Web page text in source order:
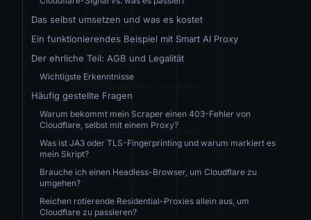
Das selbst umsetzen und was es kostet
Ein funktionierendes Beispiel mit Smart AI Proxy
Der ehrliche Teil: AGB und Legalität
Wichtigste Erkenntnisse
Häufig gestellte Fragen
Warum bekommt mein Scraper einen 403-Fehler von
Cloudflare, selbst mit einem Proxy?
Was ist JA3 oder TLS-Fingerprinting und warum markiert es
mein Skript?
Brauche ich einen Headless-Browser, um Cloudflare zu
umgehen?
Reichen rotierende Residential-Proxies allein aus, um
Cloudflare zu passieren?